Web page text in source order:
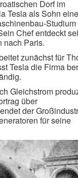
Dorf im
Tesla als Sohn
Chef entdeckt
nach Paris.
zunächst für
Tesla die Firma
Gleichstrom
über
der
für seine